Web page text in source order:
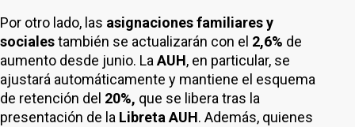
Por otro lado, las asignaciones familiares y
socialestambién se actualizarán con el 2,6% de
aumento desde junio. La AUH, en particular, se
ajustará automáticamente y mantiene el esquema
de retención del 20%, que se libera tras la
presentación de la Libreta AUH. Además, quienes